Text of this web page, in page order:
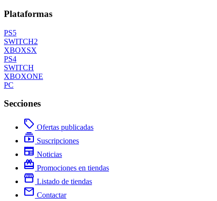
Plataformas
PS5
SWITCH2
XBOXSX
PS4
SWITCH
XBOXONE
PC
Secciones
local_offer Ofertas publicadas
subscriptions Suscripciones
newspaper Noticias
redeem Promociones en tiendas
storefront Listado de tiendas
mail Contactar